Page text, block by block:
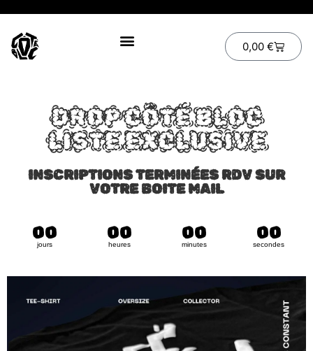
0,00 €
DROP CÔTÉ BLOC
LISTE EXCLUSIVE
INSCRIPTIONS TERMINÉES RDV SUR
VOTRE BOITE MAIL
00
jours
00
heures
00
minutes
00
secondes